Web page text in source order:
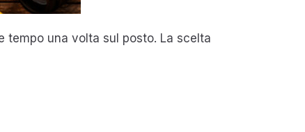
tempo una volta sul posto. La scelta